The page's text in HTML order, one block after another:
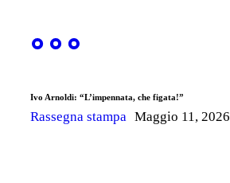
Ivo Arnoldi: “L’impennata, che figata!”
Rassegna stampa Maggio 11, 2026